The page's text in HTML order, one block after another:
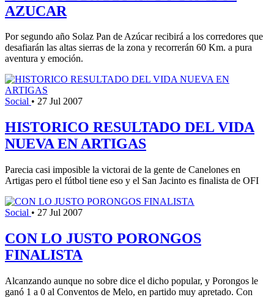
AZUCAR
Por segundo año Solaz Pan de Azúcar recibirá a los corredores que
desafiarán las altas sierras de la zona y recorrerán 60 Km. a pura
aventura y emoción.
Social • 27 Jul 2007
HISTORICO RESULTADO DEL VIDA
NUEVA EN ARTIGAS
Parecia casi imposible la victorai de la gente de Canelones en
Artigas pero el fútbol tiene eso y el San Jacinto es finalista de OFI
Social • 27 Jul 2007
CON LO JUSTO PORONGOS
FINALISTA
Alcanzando aunque no sobre dice el dicho popular, y Porongos le
ganó 1 a 0 al Conventos de Melo, en partido muy apretado. Con